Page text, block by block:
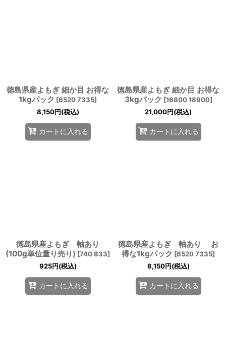
徳島県産よもぎ 細か目 お得な
1kgパック [6520 7335]
8,150円(税込)
カートに入れる
徳島県産よもぎ 細か目 お得な
3kgパック [16800 18900]
21,000円(税込)
カートに入れる
徳島県産よもぎ 軸あり
(100g単位量り売り) [740 833]
925円(税込)
カートに入れる
徳島県産よもぎ 軸あり お
得な1kgパック [6520 7335]
8,150円(税込)
カートに入れる